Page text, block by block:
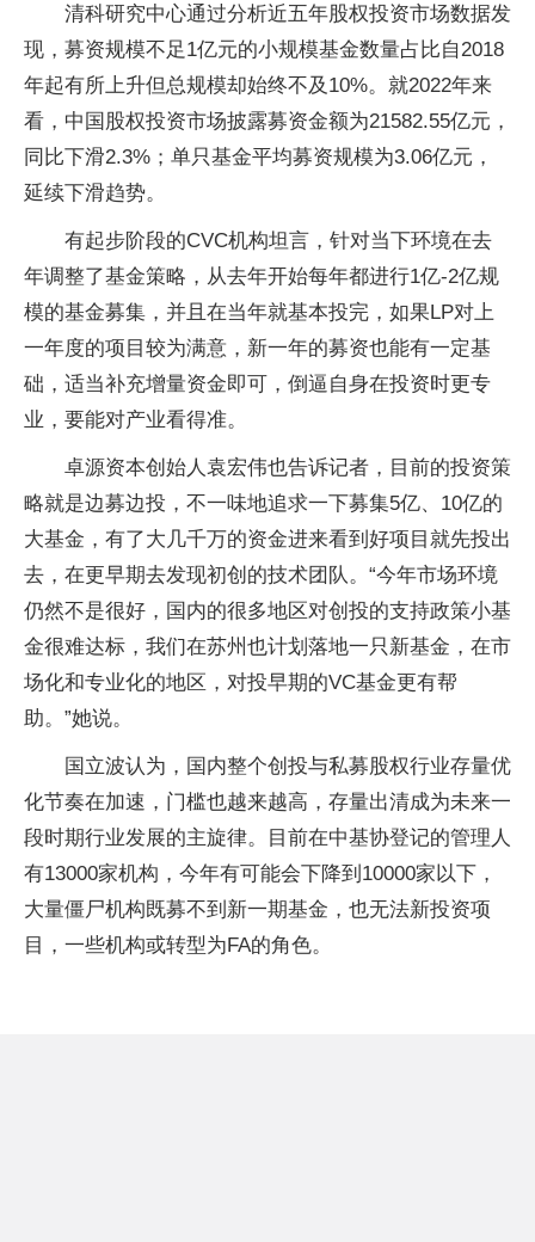
清科研究中心通过分析近五年股权投资市场数据发
现，募资规模不足1亿元的小规模基金数量占比自2018
年起有所上升但总规模却始终不及10%。就2022年来
看，中国股权投资市场披露募资金额为21582.55亿元，
同比下滑2.3%；单只基金平均募资规模为3.06亿元，
延续下滑趋势。
有起步阶段的CVC机构坦言，针对当下环境在去
年调整了基金策略，从去年开始每年都进行1亿-2亿规
模的基金募集，并且在当年就基本投完，如果LP对上
一年度的项目较为满意，新一年的募资也能有一定基
础，适当补充增量资金即可，倒逼自身在投资时更专
业，要能对产业看得准。
卓源资本创始人袁宏伟也告诉记者，目前的投资策
略就是边募边投，不一味地追求一下募集5亿、10亿的
大基金，有了大几千万的资金进来看到好项目就先投出
去，在更早期去发现初创的技术团队。“今年市场环境
仍然不是很好，国内的很多地区对创投的支持政策小基
金很难达标，我们在苏州也计划落地一只新基金，在市
场化和专业化的地区，对投早期的VC基金更有帮
助。”她说。
国立波认为，国内整个创投与私募股权行业存量优
化节奏在加速，门槛也越来越高，存量出清成为未来一
段时期行业发展的主旋律。目前在中基协登记的管理人
有13000家机构，今年有可能会下降到10000家以下，
大量僵尸机构既募不到新一期基金，也无法新投资项
目，一些机构或转型为FA的角色。